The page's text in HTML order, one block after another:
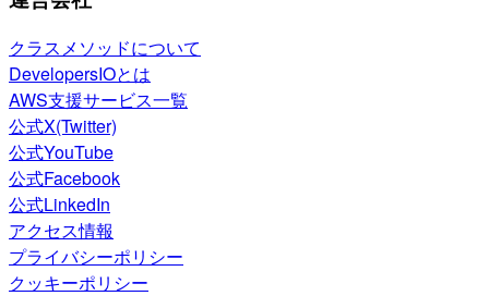
クラスメソッドについて
DevelopersIOとは
AWS支援サービス一覧
公式X(Twitter)
公式YouTube
公式Facebook
公式LinkedIn
アクセス情報
プライバシーポリシー
クッキーポリシー